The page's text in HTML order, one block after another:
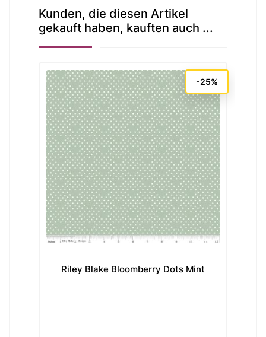
Kunden, die diesen Artikel
gekauft haben, kauften auch ...
Riley Blake Bloomberry Dots Mint
-25%